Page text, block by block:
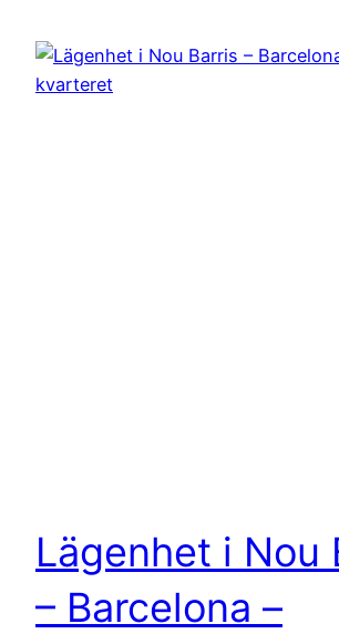
Lägenhet i Nou
– Barcelona –